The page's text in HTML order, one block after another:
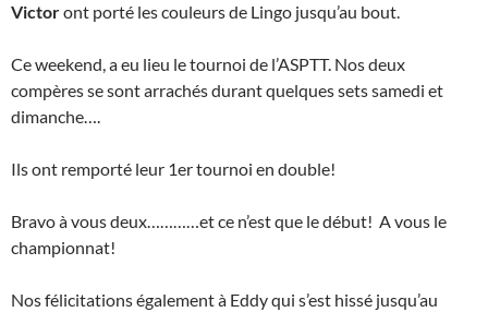
Victoront porté les couleurs de Lingo jusqu’au bout.
Ce weekend, a eu lieu le tournoi de l’ASPTT. Nos deux
compères se sont arrachés durant quelques sets samedi et
dimanche….
Ils ont remporté leur 1er tournoi en double!
Bravo à vous deux…………et ce n’est que le début! A vous le
championnat!
Nos félicitations également à Eddy qui s’est hissé jusqu’au